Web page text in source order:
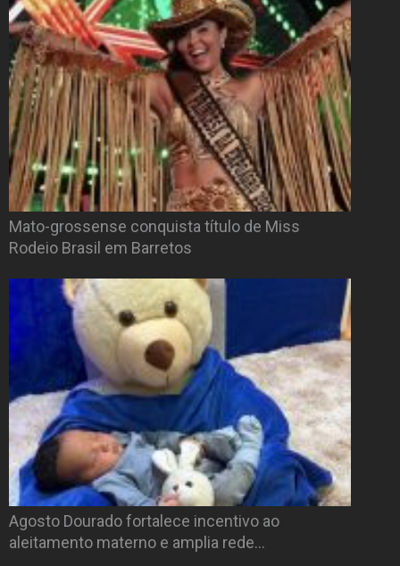
Mato-grossense conquista título de Miss
Rodeio Brasil em Barretos
Agosto Dourado fortalece incentivo ao
aleitamento materno e amplia rede…